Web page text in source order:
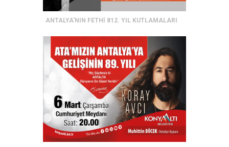
ANTALYA'NIN FETHİ 812. YIL KUTLAMALARI